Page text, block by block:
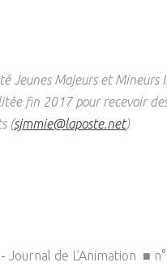
Jeunes Majeurs et Mineurs
fin 2017 pour recevoir
(sjmmie@laposte.net)
Journal de L’Animation ■